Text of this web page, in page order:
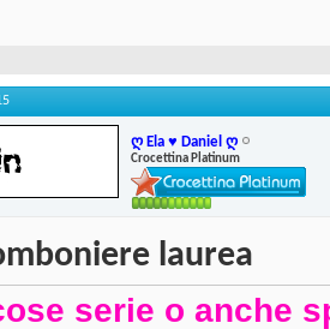
ღ Ela ♥ Daniel ღ
Crocettina Platinum
laurea
serie o anche